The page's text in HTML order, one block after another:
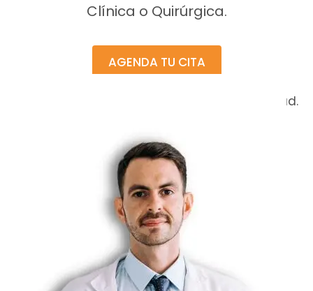
Clínica o Quirúrgica.
AGENDA TU CITA
Consultas con cita previa para su comodidad.